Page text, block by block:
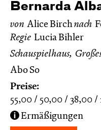
Bernarda
von Alice Birchnach
Regie Lucia Bihler
Schauspielhaus,
Abo So
Preise:
55,00
50,00 38,00
Ermäßigungen